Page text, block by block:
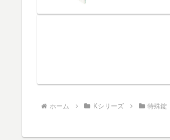
ホーム Kシリーズ 特殊錠